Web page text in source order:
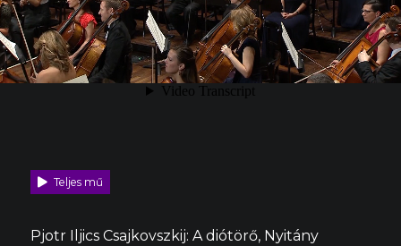
Teljes mű
Pjotr Iljics Csajkovszkij: A diótörő, Nyitány